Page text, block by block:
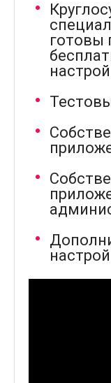
режиме
ожидания
готовы